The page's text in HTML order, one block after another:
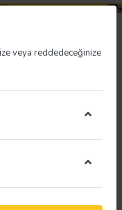
veya reddedeceğinize